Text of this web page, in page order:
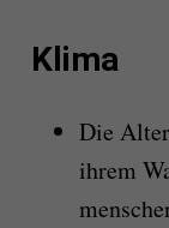
Klima
Die
ihrem